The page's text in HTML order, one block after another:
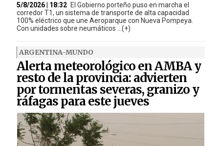
5/8/2026 | 18:32 El Gobierno porteño puso en marcha el
corredor T1, un sistema de transporte de alta capacidad
100% eléctrico que une Aeroparque con Nueva Pompeya.
Con unidades sobre neumáticos ...(+)
ARGENTINA-MUNDO
Alerta meteorológico en AMBA y
resto de la provincia: advierten
por tormentas severas, granizo y
ráfagas para este jueves